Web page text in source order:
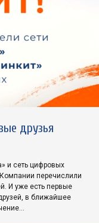
друзья
и сеть цифровых
перечислили
И уже есть первые
в ближайшее